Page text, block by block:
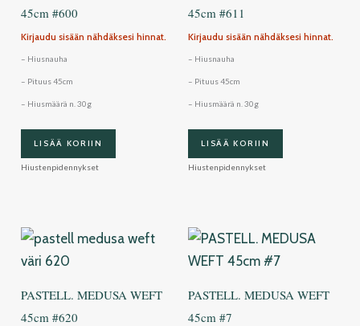
45cm #600
Kirjaudu sisään nähdäksesi hinnat.
– Hiusnauha
– Pituus 45cm
– Hiusmäärä n. 30g
LISÄÄ KORIIN
Hiustenpidennykset
45cm #611
Kirjaudu sisään nähdäksesi hinnat.
– Hiusnauha
– Pituus 45cm
– Hiusmäärä n. 30g
LISÄÄ KORIIN
Hiustenpidennykset
PASTELL. MEDUSA WEFT
45cm #620
PASTELL. MEDUSA WEFT
45cm #7